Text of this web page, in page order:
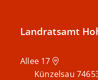
Landratsamt
Künzelsau